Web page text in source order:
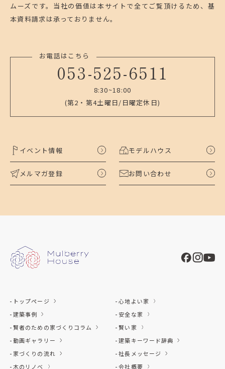
ムーズです。 当社の価値は本サイトで全てご覧頂けるため、基
本資料請求は承っておりません。
お電話はこちら
053-525-6511
8:30~18:00
(第2・第4土曜日/日曜定休日)
イベント情報 モデルハウス
メルマガ登録 お問い合わせ
トップページ
建築事例
賢者のための家づくりコラム
動画ギャラリー
家づくりの流れ
木のリノベ
心地よい家
安全な家
賢い家
建築キーワード辞典
社長メッセージ
会社概要